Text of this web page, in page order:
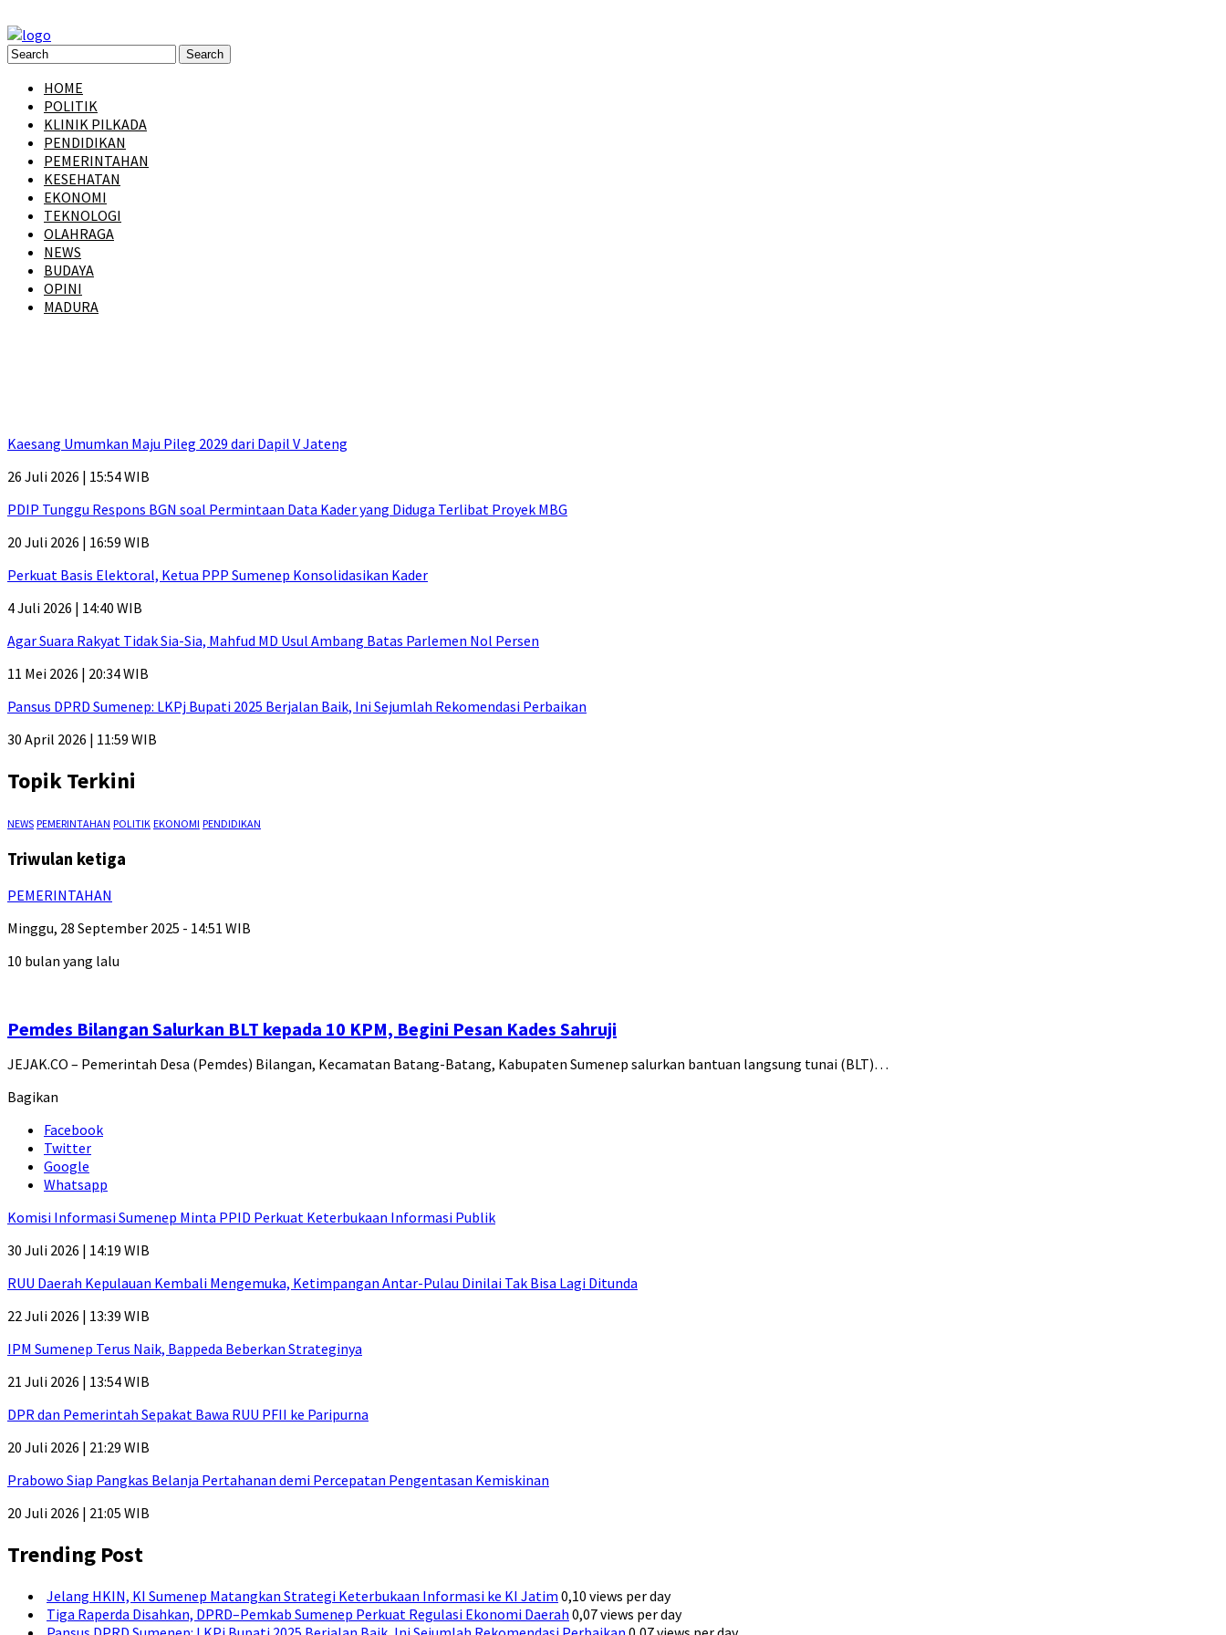
HOME
POLITIK
KLINIK PILKADA
PENDIDIKAN
PEMERINTAHAN
KESEHATAN
EKONOMI
TEKNOLOGI
OLAHRAGA
NEWS
BUDAYA
OPINI
MADURA
Kaesang Umumkan Maju Pileg 2029 dari Dapil V Jateng
26 Juli 2026 | 15:54 WIB
PDIP Tunggu Respons BGN soal Permintaan Data Kader yang Diduga Terlibat Proyek MBG
20 Juli 2026 | 16:59 WIB
Perkuat Basis Elektoral, Ketua PPP Sumenep Konsolidasikan Kader
4 Juli 2026 | 14:40 WIB
Agar Suara Rakyat Tidak Sia-Sia, Mahfud MD Usul Ambang Batas Parlemen Nol Persen
11 Mei 2026 | 20:34 WIB
Pansus DPRD Sumenep: LKPj Bupati 2025 Berjalan Baik, Ini Sejumlah Rekomendasi Perbaikan
30 April 2026 | 11:59 WIB
Topik Terkini
NEWS PEMERINTAHAN POLITIK EKONOMI PENDIDIKAN
Triwulan ketiga
PEMERINTAHAN
Minggu, 28 September 2025 - 14:51 WIB
10 bulan yang lalu
Pemdes Bilangan Salurkan BLT kepada 10 KPM, Begini Pesan Kades Sahruji
JEJAK.CO – Pemerintah Desa (Pemdes) Bilangan, Kecamatan Batang-Batang, Kabupaten Sumenep salurkan bantuan langsung tunai (BLT)…
Bagikan
Facebook
Twitter
Google
Whatsapp
Komisi Informasi Sumenep Minta PPID Perkuat Keterbukaan Informasi Publik
30 Juli 2026 | 14:19 WIB
RUU Daerah Kepulauan Kembali Mengemuka, Ketimpangan Antar-Pulau Dinilai Tak Bisa Lagi Ditunda
22 Juli 2026 | 13:39 WIB
IPM Sumenep Terus Naik, Bappeda Beberkan Strateginya
21 Juli 2026 | 13:54 WIB
DPR dan Pemerintah Sepakat Bawa RUU PFII ke Paripurna
20 Juli 2026 | 21:29 WIB
Prabowo Siap Pangkas Belanja Pertahanan demi Percepatan Pengentasan Kemiskinan
20 Juli 2026 | 21:05 WIB
Trending Post
Jelang HKIN, KI Sumenep Matangkan Strategi Keterbukaan Informasi ke KI Jatim 0,10 views per day
Tiga Raperda Disahkan, DPRD–Pemkab Sumenep Perkuat Regulasi Ekonomi Daerah 0,07 views per day